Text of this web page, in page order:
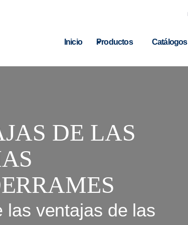
Inicio Productos Catálogos
DE LAS
las ventajas de las